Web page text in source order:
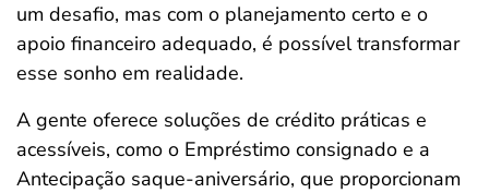
um desafio, mas com o planejamento certo e o
apoio financeiro adequado, é possível transformar
esse sonho em realidade.
A gente oferece soluções de crédito práticas e
acessíveis, como o Empréstimo consignado e a
Antecipação saque-aniversário, que proporcionam